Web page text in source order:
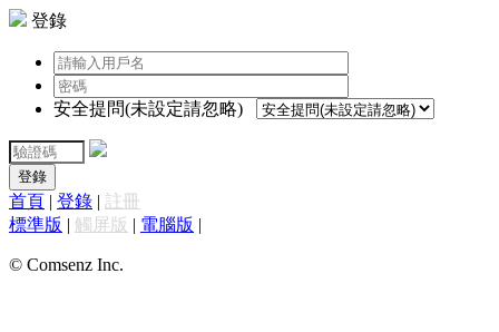
登錄
安全提問(未設定請忽略)
登錄
首頁 | 登錄 | 註冊
標準版 | 觸屏版 | 電腦版 |
© Comsenz Inc.